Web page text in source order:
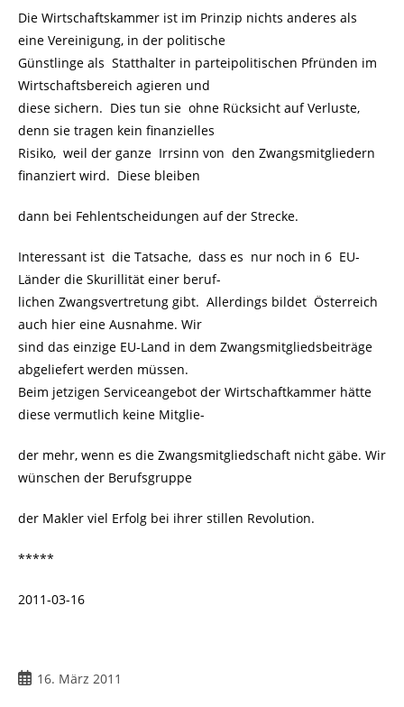
Die Wirtschaftskammer ist im Prinzip nichts anderes als
eine Vereinigung, in der politische
Günstlinge als Statthalter in parteipolitischen Pfründen im
Wirtschaftsbereich agieren und
diese sichern. Dies tun sie ohne Rücksicht auf Verluste,
denn sie tragen kein finanzielles
Risiko, weil der ganze Irrsinn von den Zwangsmitgliedern
finanziert wird. Diese bleiben
dann bei Fehlentscheidungen auf der Strecke.
Interessant ist die Tatsache, dass es nur noch in 6 EU-
Länder die Skurillität einer beruf-
lichen Zwangsvertretung gibt. Allerdings bildet Österreich
auch hier eine Ausnahme. Wir
sind das einzige EU-Land in dem Zwangsmitgliedsbeiträge
abgeliefert werden müssen.
Beim jetzigen Serviceangebot der Wirtschaftkammer hätte
diese vermutlich keine Mitglie-
der mehr, wenn es die Zwangsmitgliedschaft nicht gäbe. Wir
wünschen der Berufsgruppe
der Makler viel Erfolg bei ihrer stillen Revolution.
*****
2011-03-16
Beitrag16. März 2011